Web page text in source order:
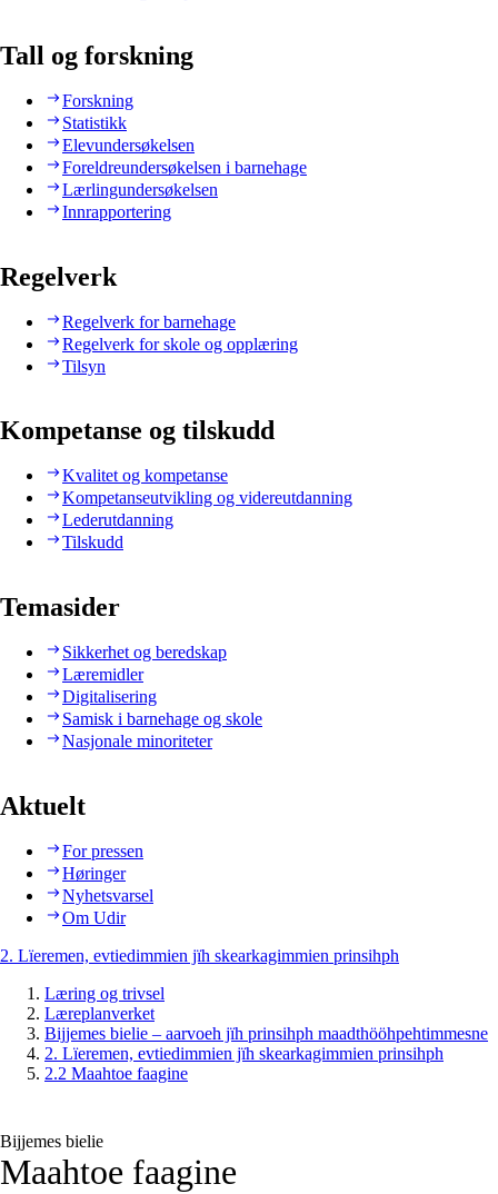
Tall og forskning
Forskning
Statistikk
Elevundersøkelsen
Foreldreundersøkelsen i barnehage
Lærlingundersøkelsen
Innrapportering
Regelverk
Regelverk for barnehage
Regelverk for skole og opplæring
Tilsyn
Kompetanse og tilskudd
Kvalitet og kompetanse
Kompetanseutvikling og videreutdanning
Lederutdanning
Tilskudd
Temasider
Sikkerhet og beredskap
Læremidler
Digitalisering
Samisk i barnehage og skole
Nasjonale minoriteter
Aktuelt
For pressen
Høringer
Nyhetsvarsel
Om Udir
2. Lïeremen, evtiedimmien jïh skearkagimmien prinsihph
Læring og trivsel
Læreplanverket
Bijjemes bielie – aarvoeh jïh prinsihph maadthööhpehtimmesne
2. Lïeremen, evtiedimmien jïh skearkagimmien prinsihph
2.2 Maahtoe faagine
Bijjemes bielie
Maahtoe faagine